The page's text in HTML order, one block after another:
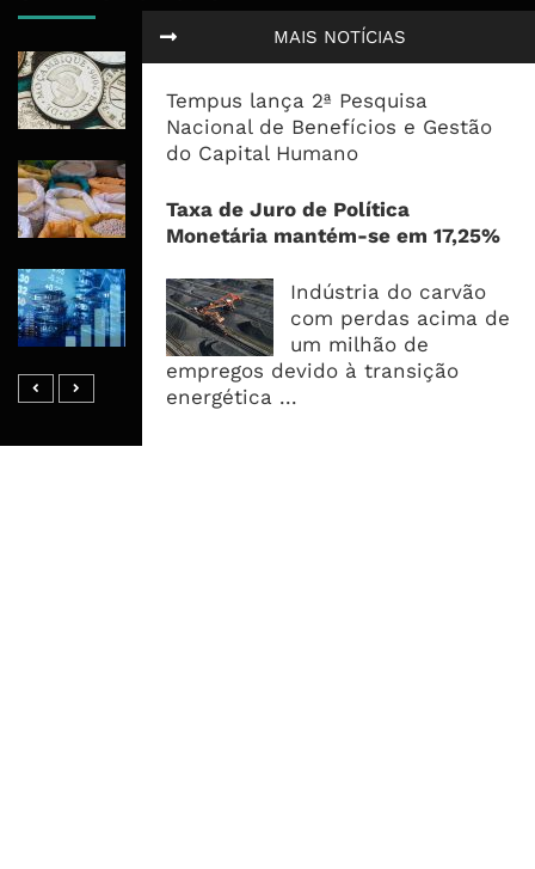
MAIS NOTÍCIAS
Tempus lança 2ª Pesquisa
Nacional de Benefícios e Gestão
do Capital Humano
Taxa de Juro de Política
Monetária mantém-se em 17,25%
Indústria do carvão
com perdas acima de
um milhão de
empregos devido à transição
energética ...
Economia Moçambicana Procura
Recuperar em 2026, Mas Crédito,
Dívida e Divisas Limitam Aceleração
Nova Fase de Risco Após Meses de
Oferta Confortável
Dívida Pública Sobe Para 75,2% do
PIB e Pressão Desloca-se Para o
Endividamento Interno